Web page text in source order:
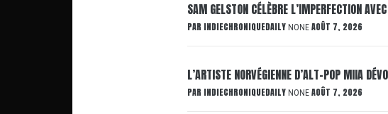
SAM GELSTON CÉLÈBRE L’IMPERFECTION
PAR INDIECHRONIQUEDAILY NONE AOÛT 7, 2026
L’ARTISTE NORVÉGIENNE D’ALT-POP MIIA
PAR INDIECHRONIQUEDAILY NONE AOÛT 7, 2026